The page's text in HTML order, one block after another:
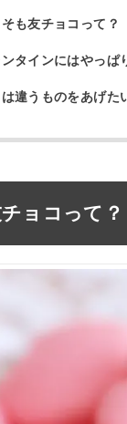
も友チョコって？
タインにはやっぱ
は違うものをあげた
ョコって？